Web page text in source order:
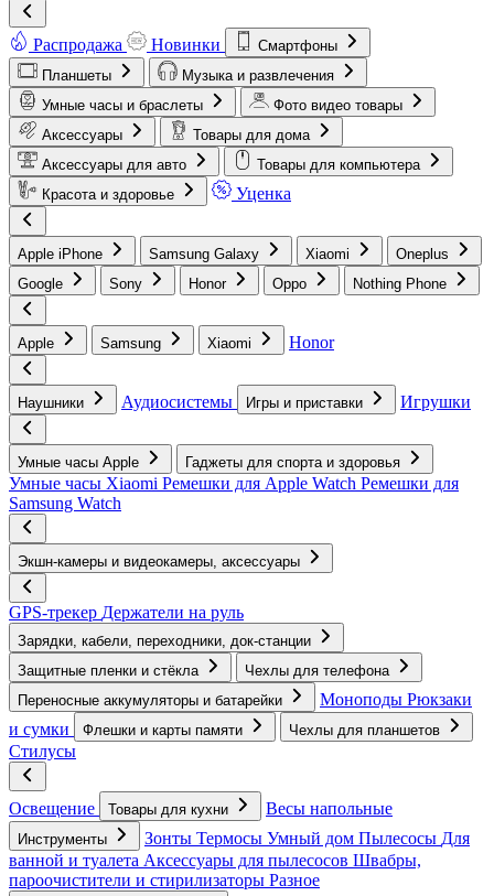
Распродажа Новинки
Смартфоны
Планшеты
Музыка и развлечения
Умные часы и браслеты
Фото видео товары
Аксессуары
Товары для дома
Аксессуары для авто
Товары для компьютера
Красота и здоровье
Уценка
Apple iPhone Samsung Galaxy Xiaomi
Oneplus
Google
Sony Honor Oppo Nothing Phone
Apple Samsung Xiaomi Honor
Наушники Аудиосистемы Игры и приставки Игрушки
Умные часы Apple Гаджеты для спорта и здоровья
Умные часы Xiaomi Ремешки для Apple Watch Ремешки для
Samsung Watch
Экшн-камеры и видеокамеры, аксессуары
GPS-трекер Держатели на руль
Зарядки, кабели, переходники, док-станции
Защитные пленки и стёкла
Чехлы для телефона
Переносные аккумуляторы и батарейки
Моноподы Рюкзаки
и сумки
Флешки и карты памяти Чехлы для планшетов
Стилусы
Освещение Товары для кухни Весы напольные
Инструменты Зонты Термосы Умный дом Пылесосы Для
ванной и туалета Аксессуары для пылесосов Швабры,
пароочистители и стирилизаторы Разное